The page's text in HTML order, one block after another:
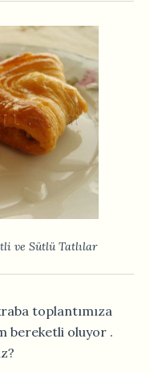
ve Sütlü Tatlılar
toplantımıza
bereketli oluyor .